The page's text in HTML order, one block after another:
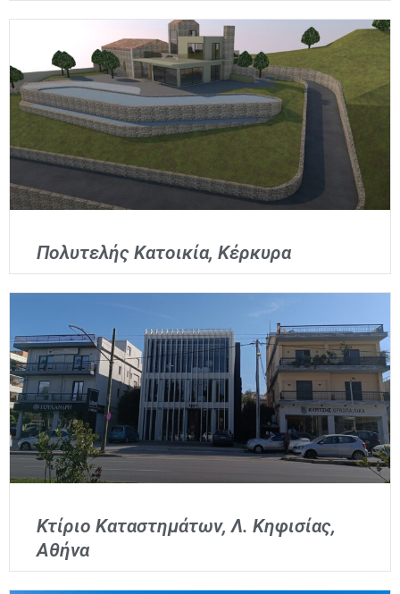
Πολυτελής Κατοικία, Κέρκυρα
Κτίριο Καταστημάτων, Λ. Κηφισίας,
Αθήνα